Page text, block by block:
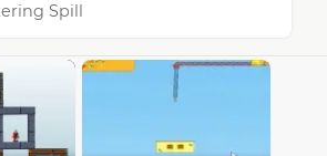
Spill